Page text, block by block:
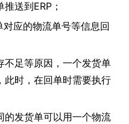
送到ERP；
应的物流单号等信息回
不足等原因，一个发货单
此时，在回单时需要执行
的发货单可以用一个物流